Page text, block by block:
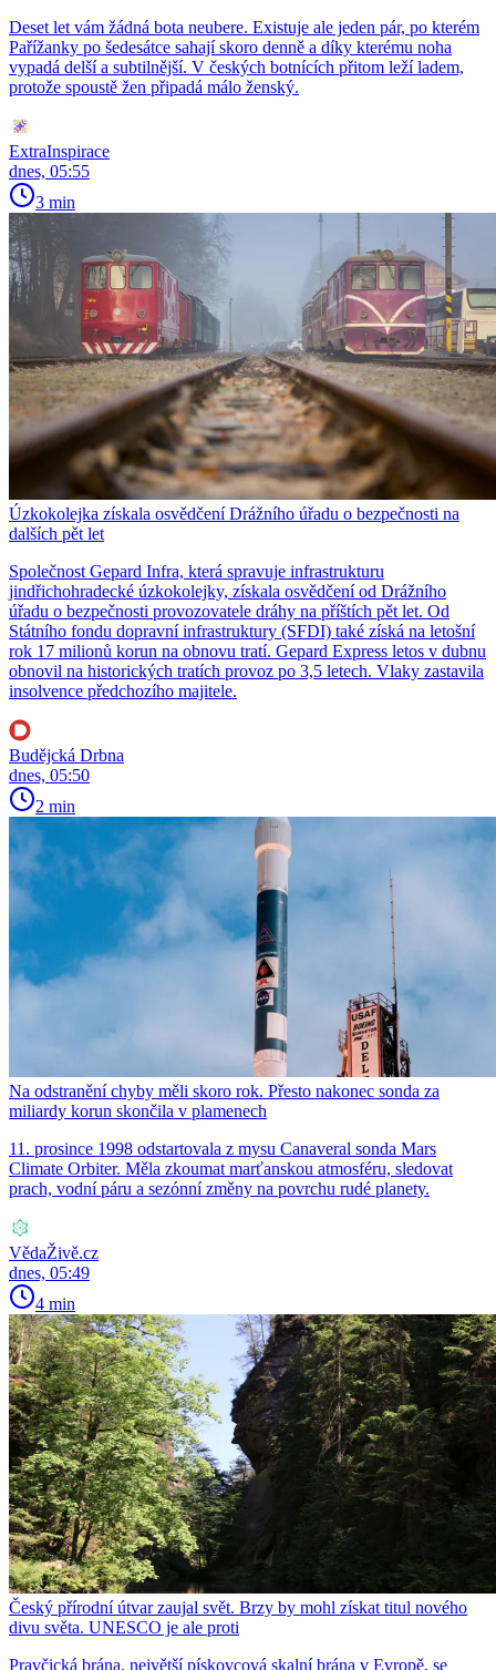
Deset let vám žádná bota neubere. Existuje ale jeden pár, po kterém
Pařížanky po šedesátce sahají skoro denně a díky kterému noha
vypadá delší a subtilnější. V českých botnících přitom leží ladem,
protože spoustě žen připadá málo ženský.
ExtraInspirace
dnes, 05:55
3 min
Úzkokolejka získala osvědčení Drážního úřadu o bezpečnosti na
dalších pět let
Společnost Gepard Infra, která spravuje infrastrukturu
jindřichohradecké úzkokolejky, získala osvědčení od Drážního
úřadu o bezpečnosti provozovatele dráhy na příštích pět let. Od
Státního fondu dopravní infrastruktury (SFDI) také získá na letošní
rok 17 milionů korun na obnovu tratí. Gepard Express letos v dubnu
obnovil na historických tratích provoz po 3,5 letech. Vlaky zastavila
insolvence předchozího majitele.
Budějcká Drbna
dnes, 05:50
2 min
Na odstranění chyby měli skoro rok. Přesto nakonec sonda za
miliardy korun skončila v plamenech
11. prosince 1998 odstartovala z mysu Canaveral sonda Mars
Climate Orbiter. Měla zkoumat marťanskou atmosféru, sledovat
prach, vodní páru a sezónní změny na povrchu rudé planety.
VědaŽivě.cz
dnes, 05:49
4 min
Český přírodní útvar zaujal svět. Brzy by mohl získat titul nového
divu světa. UNESCO je ale proti
Pravčická brána, největší pískovcová skalní brána v Evropě, se